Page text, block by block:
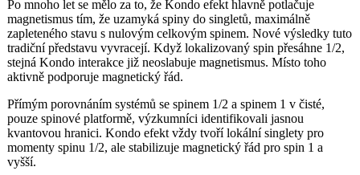
Po mnoho let se mělo za to, že Kondo efekt hlavně potlačuje
magnetismus tím, že uzamyká spiny do singletů, maximálně
zapleteného stavu s nulovým celkovým spinem. Nové výsledky tuto
tradiční představu vyvracejí. Když lokalizovaný spin přesáhne 1/2,
stejná Kondo interakce již neoslabuje magnetismus. Místo toho
aktivně podporuje magnetický řád.
Přímým porovnáním systémů se spinem 1/2 a spinem 1 v čisté,
pouze spinové platformě, výzkumníci identifikovali jasnou
kvantovou hranici. Kondo efekt vždy tvoří lokální singlety pro
momenty spinu 1/2, ale stabilizuje magnetický řád pro spin 1 a
vyšší.